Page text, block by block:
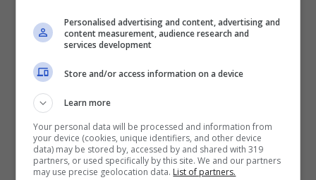
Personalised advertising and content, advertising and
content measurement, audience research and
services development
Store and/or access information on a device
Learn more
Your personal data will be processed and information from
your device (cookies, unique identifiers, and other device
data) may be stored by, accessed by and shared with 319
partners, or used specifically by this site. We and our partners
may use precise geolocation data. List of partners.